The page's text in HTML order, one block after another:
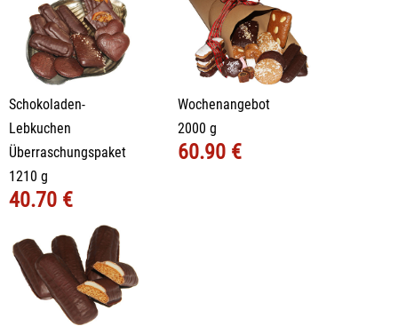
Schokoladen-
Lebkuchen
Überraschungspaket
1210 g
40.70 €
Wochenangebot
2000 g
60.90 €